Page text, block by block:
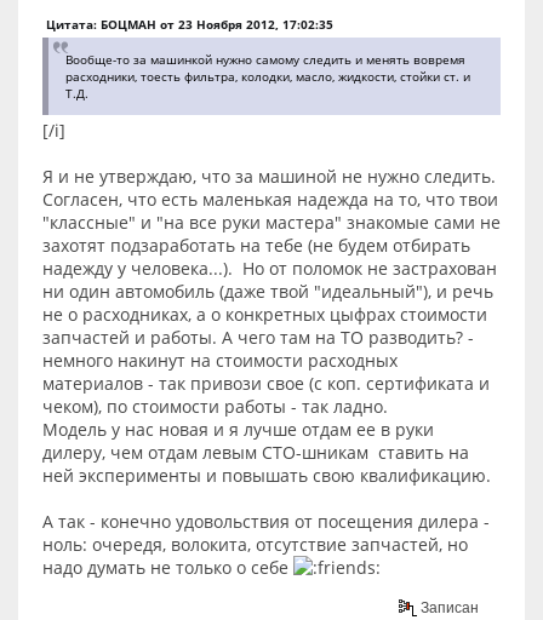
Цитата: БОЦМАН от 23 Ноября 2012, 17:02:35
Вообще-то за машинкой нужно самому следить и менять вовремя
расходники, тоесть фильтра, колодки, масло, жидкости, стойки ст. и
Т.Д.
[/i]
Я и не утверждаю, что за машиной не нужно следить.
Согласен, что есть маленькая надежда на то, что твои
"классные" и "на все руки мастера" знакомые сами не
захотят подзаработать на тебе (не будем отбирать
надежду у человека...). Но от поломок не застрахован
ни один автомобиль (даже твой "идеальный"), и речь
не о расходниках, а о конкретных цыфрах стоимости
запчастей и работы. А чего там на ТО разводить? -
немного накинут на стоимости расходных
материалов - так привози свое (с коп. сертификата и
чеком), по стоимости работы - так ладно.
Модель у нас новая и я лучше отдам ее в руки
дилеру, чем отдам левым СТО-шникам ставить на
ней эксперименты и повышать свою квалификацию.
А так - конечно удовольствия от посещения дилера -
ноль: очередя, волокита, отсутствие запчастей, но
надо думать не только о себе
Записан